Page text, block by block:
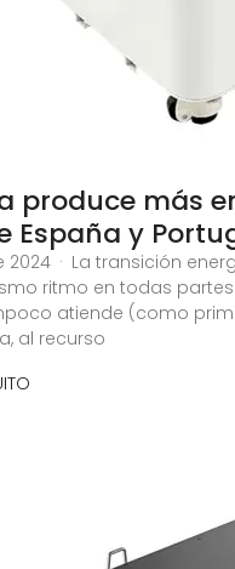
produce más
España y
2024 · La transición
ritmo en todas
atiende (como
al recurso